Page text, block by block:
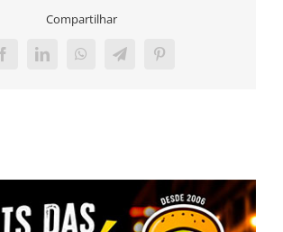
Compartilhar
FacebookLinkedInWhatsAppTelegramPinterest